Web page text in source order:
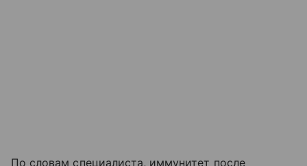
По словам специалиста, иммунитет после